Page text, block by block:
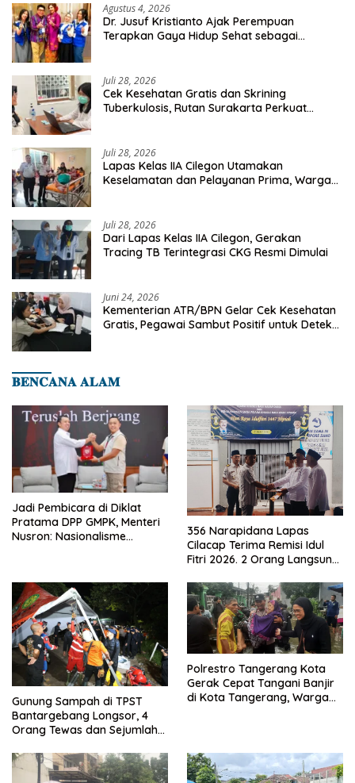
Agustus 4, 2026
Dr. Jusuf Kristianto Ajak Perempuan
Terapkan Gaya Hidup Sehat sebagai
Juli 28, 2026
Cek Kesehatan Gratis dan Skrining
Tuberkulosis, Rutan Surakarta Perkuat
Juli 28, 2026
Lapas Kelas IIA Cilegon Utamakan
Keselamatan dan Pelayanan Prima, Warga
Juli 28, 2026
Dari Lapas Kelas IIA Cilegon, Gerakan
Tracing TB Terintegrasi CKG Resmi Dimulai
Juni 24, 2026
Kementerian ATR/BPN Gelar Cek Kesehatan
Gratis, Pegawai Sambut Positif untuk Deteksi
𝐁𝐄𝐍𝐂𝐀𝐍𝐀 𝐀𝐋𝐀𝐌
Jadi Pembicara di Diklat
Pratama DPP GMPK, Menteri
Nusron: Nasionalisme
356 Narapidana Lapas
Cilacap Terima Remisi Idul
Fitri 2026. 2 Orang Langsung
Gunung Sampah di TPST
Bantargebang Longsor, 4
Orang Tewas dan Sejumlah
Polrestro Tangerang Kota
Gerak Cepat Tangani Banjir
di Kota Tangerang, Warga